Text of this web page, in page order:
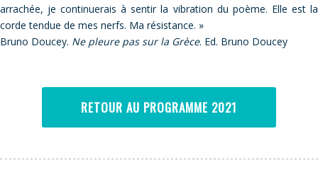
arrachée, je continuerais à sentir la vibration du poème. Elle est la
corde tendue de mes nerfs. Ma résistance. »
Bruno Doucey. Ne pleure pas sur la Grèce. Ed. Bruno Doucey
RETOUR AU PROGRAMME 2021